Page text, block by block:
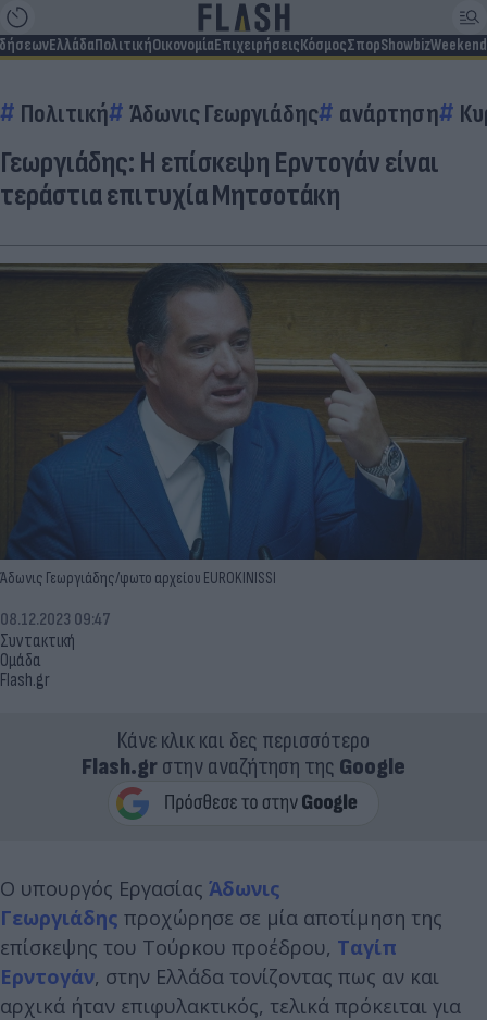
ΕλλάδαΠολιτικήΟικονομίαΕπιχειρήσειςΚόσμοςΣπορShowbizWeekend
Πολιτική Άδωνις Γεωργιάδης ανάρτηση
Γεωργιάδης: Η επίσκεψη Ερντογάν είναι
τεράστια επιτυχία Μητσοτάκη
Άδωνις Γεωργιάδης/φωτο αρχείου EUROKINISSI
Συντακτική
Ομάδα
Flash.gr
08.12.2023 09:47
Κάνε κλικ και δες περισσότερο
Flash.grστην αναζήτηση της Google
Ο υπουργός Εργασίας Άδωνις
Γεωργιάδης προχώρησε σε μία αποτίμηση της
επίσκεψης του Τούρκου προέδρου, Ταγίπ
Ερντογάν, στην Ελλάδα τονίζοντας πως αν και
αρχικά ήταν επιφυλακτικός, τελικά πρόκειται για